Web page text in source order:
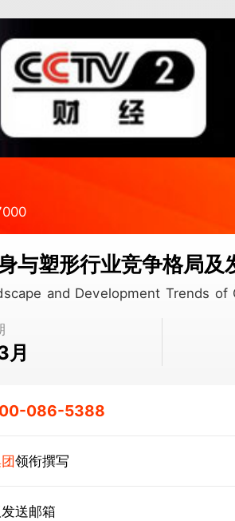
塑形行业竞争格局及
and Development Trends of
086-5388
领衔撰写
送邮箱